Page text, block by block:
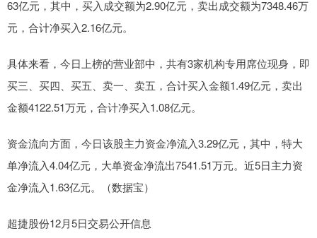
63亿元，其中，买入成交额为2.90亿元，卖出成交额为7348.46万
元，合计净买入2.16亿元。
具体来看，今日上榜的营业部中，共有3家机构专用席位现身，即
买三、买四、买五、卖一、卖五，合计买入金额1.49亿元，卖出
金额4122.51万元，合计净买入1.08亿元。
资金流向方面，今日该股主力资金净流入3.29亿元，其中，特大
单净流入4.04亿元，大单资金净流出7541.51万元。近5日主力资
金净流入1.63亿元。（数据宝）
超捷股份12月5日交易公开信息